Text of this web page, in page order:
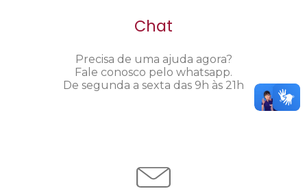
Chat
Precisa de uma ajuda agora?
Fale conosco pelo whatsapp.
De segunda a sexta das 9h às 21h